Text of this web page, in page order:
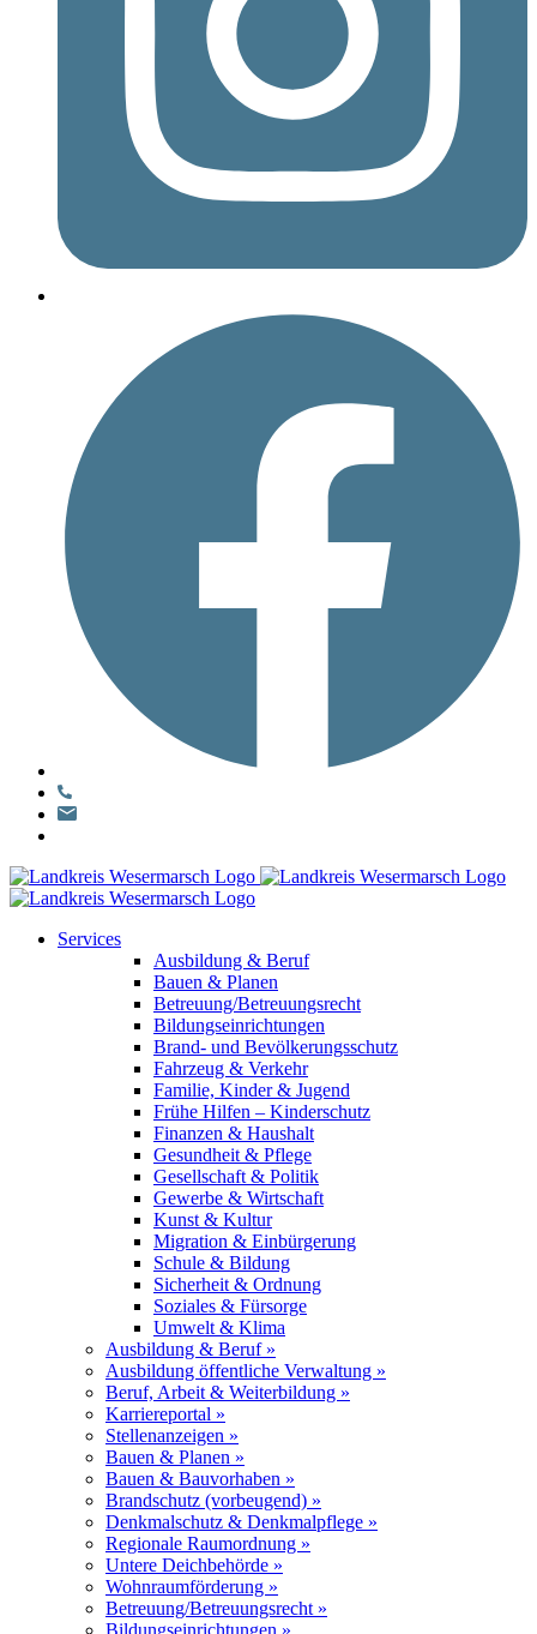
Services
Ausbildung & Beruf
Bauen & Planen
Betreuung/Betreuungsrecht
Bildungseinrichtungen
Brand- und Bevölkerungsschutz
Fahrzeug & Verkehr
Familie, Kinder & Jugend
Frühe Hilfen – Kinderschutz
Finanzen & Haushalt
Gesundheit & Pflege
Gesellschaft & Politik
Gewerbe & Wirtschaft
Kunst & Kultur
Migration & Einbürgerung
Schule & Bildung
Sicherheit & Ordnung
Soziales & Fürsorge
Umwelt & Klima
Ausbildung & Beruf »
Ausbildung öffentliche Verwaltung »
Beruf, Arbeit & Weiterbildung »
Karriereportal »
Stellenanzeigen »
Bauen & Planen »
Bauen & Bauvorhaben »
Brandschutz (vorbeugend) »
Denkmalschutz & Denkmalpflege »
Regionale Raumordnung »
Untere Deichbehörde »
Wohnraumförderung »
Betreuung/Betreuungsrecht »
Bildungseinrichtungen »